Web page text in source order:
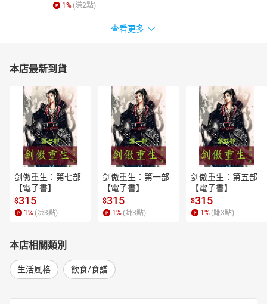
1% (賺2點)
查看更多
本店最新到貨
剑傲重生：第七部
【電子書】
$315
1 % (賺3點)
剑傲重生：第一部
【電子書】
$315
1 % (賺3點)
剑傲重生：第五部
【電子書】
$315
1 % (賺3點)
本店相關類別
生活風格 飲食/食譜